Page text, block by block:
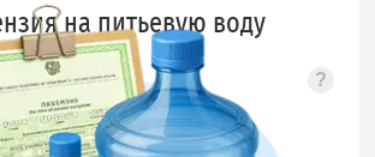
на питьевую воду
?